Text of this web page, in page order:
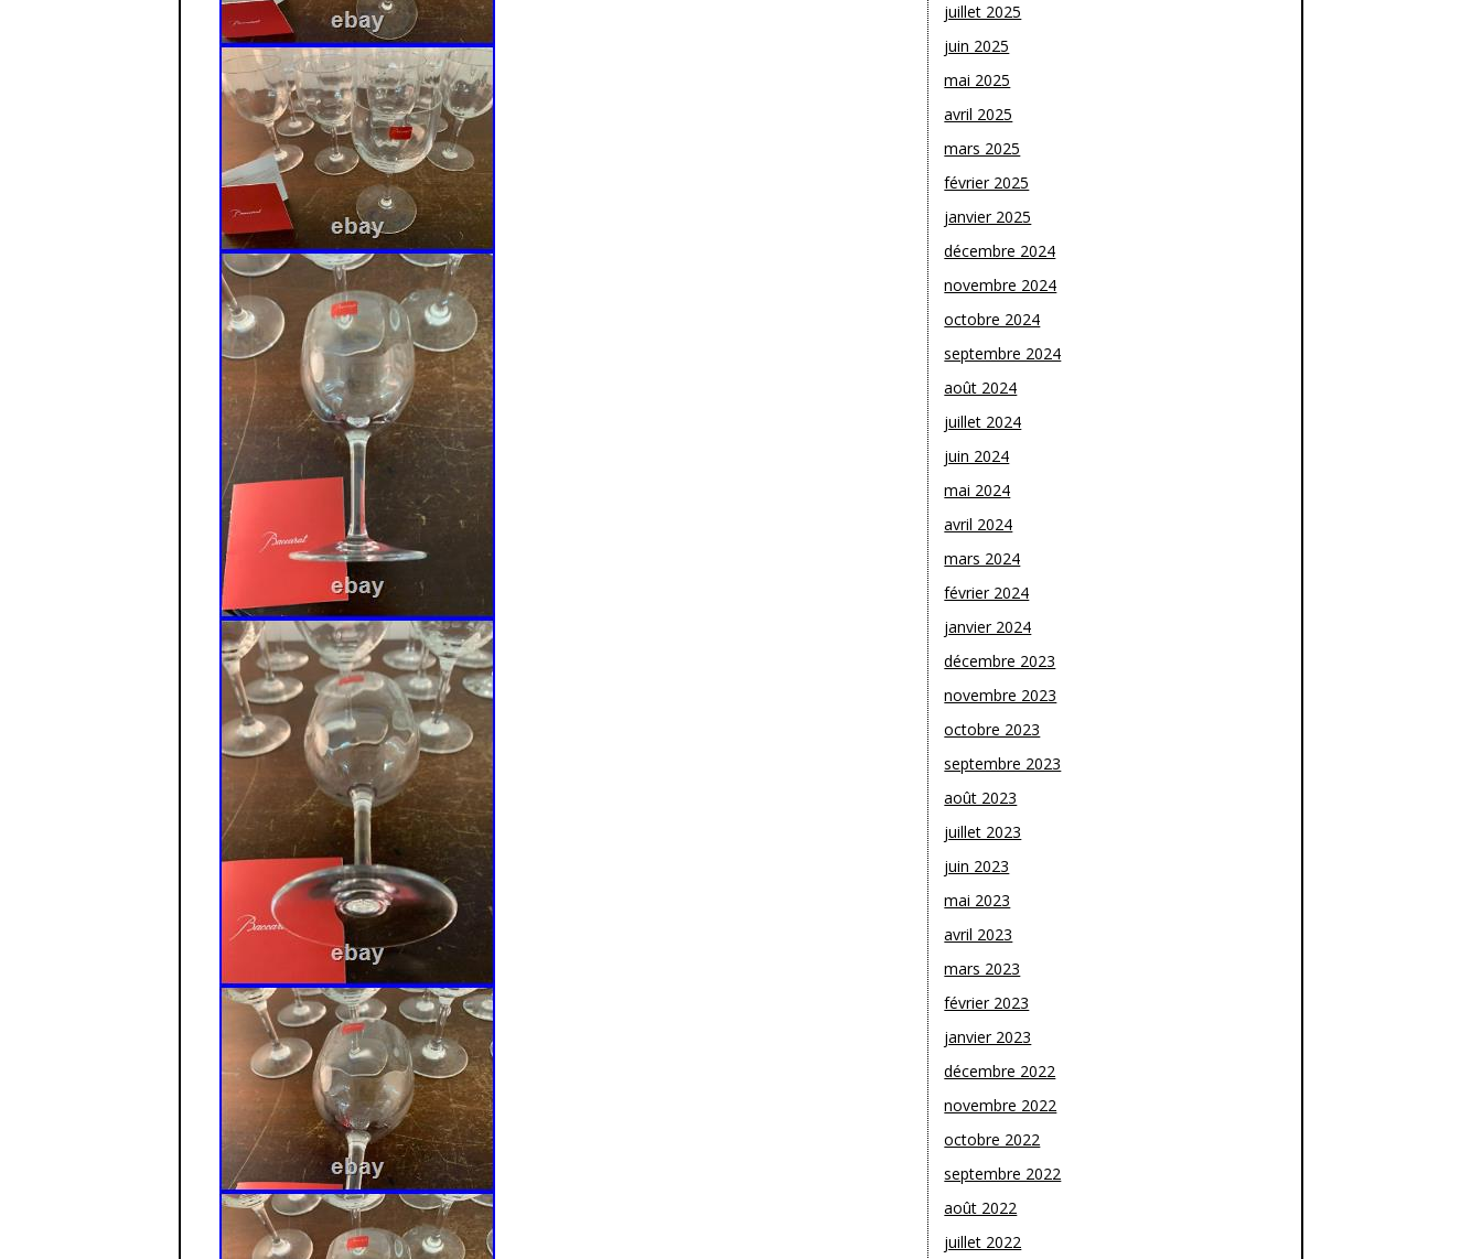
juillet 2025
juin 2025
mai 2025
avril 2025
mars 2025
février 2025
janvier 2025
décembre 2024
novembre 2024
octobre 2024
septembre 2024
août 2024
juillet 2024
juin 2024
mai 2024
avril 2024
mars 2024
février 2024
janvier 2024
décembre 2023
novembre 2023
octobre 2023
septembre 2023
août 2023
juillet 2023
juin 2023
mai 2023
avril 2023
mars 2023
février 2023
janvier 2023
décembre 2022
novembre 2022
octobre 2022
septembre 2022
août 2022
juillet 2022